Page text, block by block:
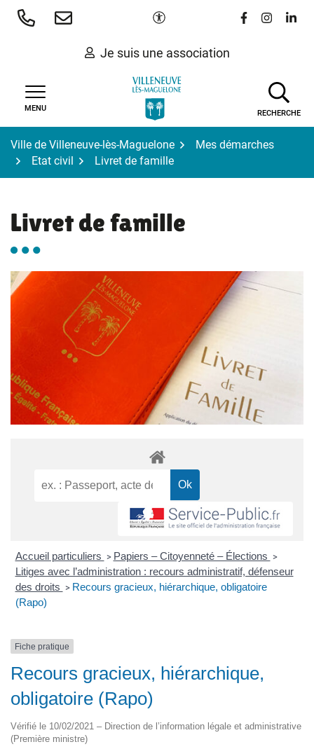
Aller
Paramètres d'accessibilité
Lien vers le
Lien vers
Lien
Je suis une association
MENU
RECHERCHE
Ville de Villeneuve-lès-Maguelone
Mes démarches
Etat civil
Livret de famille
Livret de famille
Accueil particuliers > Papiers – Citoyenneté – Élections >
Litiges avec l’administration : recours administratif, défenseur
des droits > Recours gracieux, hiérarchique, obligatoire
(Rapo)
Fiche pratique
Recours gracieux, hiérarchique,
obligatoire (Rapo)
Vérifié le 10/02/2021 – Direction de l’information légale et administrative
(Première ministre)